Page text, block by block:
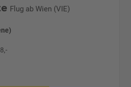
Flug ab Wien (VIE)